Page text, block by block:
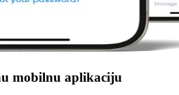
mobilnu aplikaciju